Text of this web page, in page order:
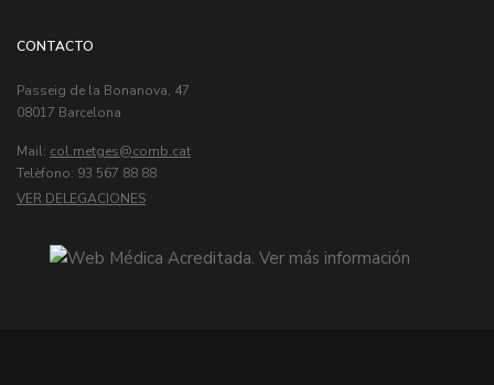
CONTACTO
Passeig de la Bonanova, 47
08017 Barcelona
Mail: col.metges
Telèfono: 93 567 88 88
VER DELEGACIONES